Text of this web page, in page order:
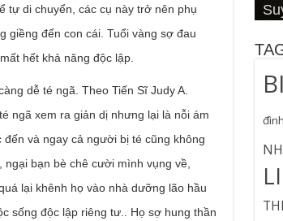
tự di chuyển, các cụ này trở nên phụ
giềng đến con cái. Tuổi vàng sợ đau
hết khả năng độc lập.
dễ té ngã. Theo Tiến Sĩ Judy A.
ngã xem ra giản dị nhưng lại là nỗi ám
và ngay cả người bị té cũng không
bạn bè chê cười mình vụng về,
lại khênh họ vào nhà dưỡng lão hầu
sống độc lập riêng tư.. Họ sợ hung thần
đình